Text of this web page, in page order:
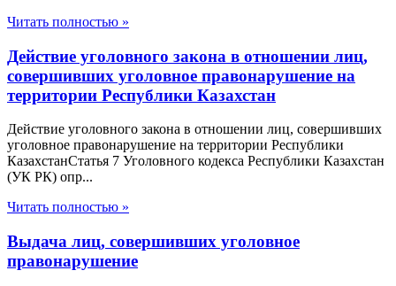
Читать полностью »
Действие уголовного закона в отношении лиц,
совершивших уголовное правонарушение на
территории Республики Казахстан
Действие уголовного закона в отношении лиц, совершивших
уголовное правонарушение на территории Республики
КазахстанСтатья 7 Уголовного кодекса Республики Казахстан
(УК РК) опр...
Читать полностью »
Выдача лиц, совершивших уголовное
правонарушение